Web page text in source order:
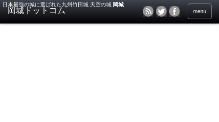
日本最強の城に選ばれた九州竹田城 天空の城 岡城
menu